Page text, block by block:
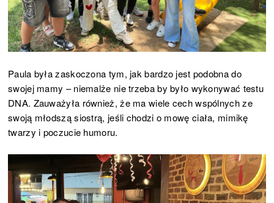
Paula była zaskoczona tym, jak bardzo jest podobna do
swojej mamy – niemalże nie trzeba by było wykonywać testu
DNA. Zauważyła również, że ma wiele cech wspólnych ze
swoją młodszą siostrą, jeśli chodzi o mowę ciała, mimikę
twarzy i poczucie humoru.